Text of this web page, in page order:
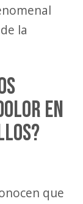
la
EN